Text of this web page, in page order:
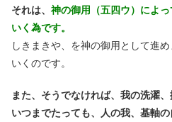
それは、 神の御用（五四ウ）によ
いく為です。
しきまきや、を神の御用として進
いくのです。
また、そうでなければ、我の洗濯、
いつまでたっても、人の我、基軸の